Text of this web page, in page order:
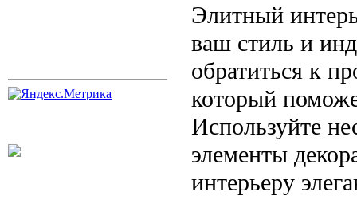
Элитный
ваш стиль и
обратиться к
который
Используйте
элементы
интерьеру